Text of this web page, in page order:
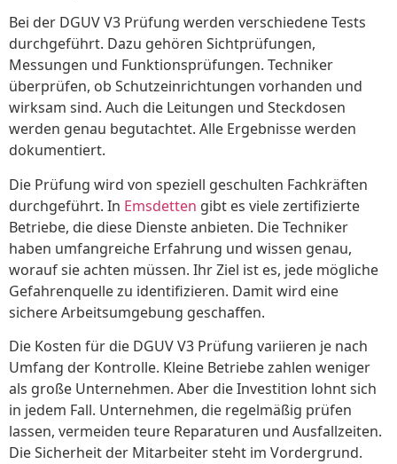
Bei der DGUV V3 Prüfung werden verschiedene Tests
durchgeführt. Dazu gehören Sichtprüfungen,
Messungen und Funktionsprüfungen. Techniker
überprüfen, ob Schutzeinrichtungen vorhanden und
wirksam sind. Auch die Leitungen und Steckdosen
werden genau begutachtet. Alle Ergebnisse werden
dokumentiert.
Die Prüfung wird von speziell geschulten Fachkräften
durchgeführt. In Emsdetten gibt es viele zertifizierte
Betriebe, die diese Dienste anbieten. Die Techniker
haben umfangreiche Erfahrung und wissen genau,
worauf sie achten müssen. Ihr Ziel ist es, jede mögliche
Gefahrenquelle zu identifizieren. Damit wird eine
sichere Arbeitsumgebung geschaffen.
Die Kosten für die DGUV V3 Prüfung variieren je nach
Umfang der Kontrolle. Kleine Betriebe zahlen weniger
als große Unternehmen. Aber die Investition lohnt sich
in jedem Fall. Unternehmen, die regelmäßig prüfen
lassen, vermeiden teure Reparaturen und Ausfallzeiten.
Die Sicherheit der Mitarbeiter steht im Vordergrund.